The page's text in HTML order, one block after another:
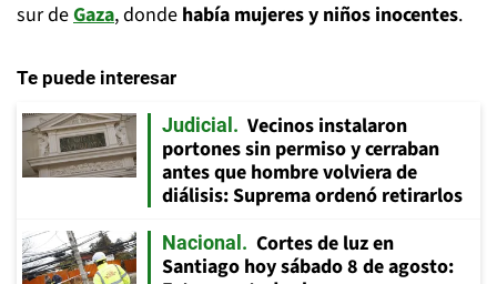
sur deGaza, donde había mujeres y niños inocentes.
Te puede interesar
Judicial
Vecinos instalaron
portones sin permiso y cerraban
antes que hombre volviera de
diálisis: Suprema ordenó retirarlos
Nacional
Cortes de luz en
Santiago hoy sábado 8 de agosto: